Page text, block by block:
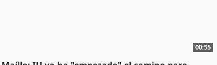
00:55